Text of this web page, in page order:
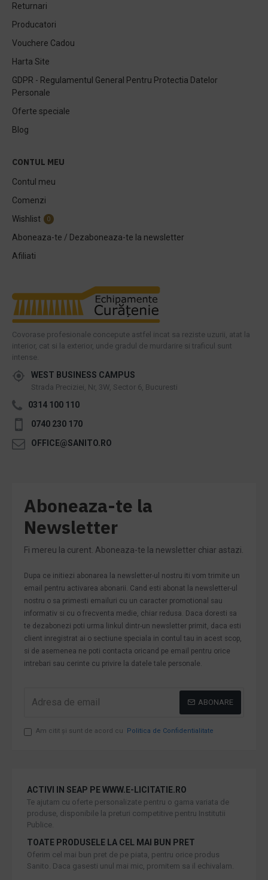
Returnari
Producatori
Vouchere Cadou
Harta Site
GDPR - Regulamentul General Pentru Protectia Datelor
Personale
Oferte speciale
Blog
CONTUL MEU
Contul meu
Comenzi
Wishlist
0
Aboneaza-te / Dezaboneaza-te la newsletter
Afiliati
Covorase profesionale concepute astfel incat sa reziste uzurii, atat la
interior, cat si la exterior, unde gradul de murdarire si traficul sunt
intense.
WEST BUSINESS CAMPUS
Strada Preciziei, Nr, 3W, Sector 6, Bucuresti
0314 100 110
0740 230 170
OFFICE@SANITO.RO
Aboneaza-te la
Newsletter
Fi mereu la curent. Aboneaza-te la newsletter chiar astazi.
Dupa ce initiezi abonarea la newsletter-ul nostru iti vom trimite un
email pentru activarea abonarii. Cand esti abonat la newsletter-ul
nostru o sa primesti emailuri cu un caracter promotional sau
informativ si cu o frecventa medie, chiar redusa. Daca doresti sa
te dezabonezi poti urma linkul dintr-un newsletter primit, daca esti
client inregistrat ai o sectiune speciala in contul tau in acest scop,
si de asemenea ne poti contacta oricand pe email pentru orice
intrebari sau cerinte cu privire la datele tale personale.
ABONARE
Am citit şi sunt de acord cu Politica de Confidentialitate
ACTIVI IN SEAP PE WWW.E-LICITATIE.RO
Te ajutam cu oferte personalizate pentru o gama variata de
produse, disponibile la preturi competitive pentru Institutii
Publice.
TOATE PRODUSELE LA CEL MAI BUN PRET
Oferim cel mai bun pret de pe piata, pentru orice produs
Sanito. Daca gasesti unul mai mic, promitem sa il echivalam.